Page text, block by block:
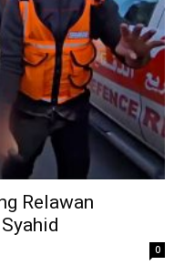
Relawan
0